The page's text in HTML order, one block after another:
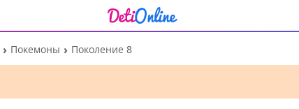
Покемоны Поколение 8